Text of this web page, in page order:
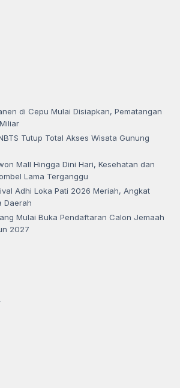
di Cepu Mulai Disiapkan, Pematangan
Tutup Total Akses Wisata Gunung
Mall Hingga Dini Hari, Kesehatan dan
Lama Terganggu
Adhi Loka Pati 2026 Meriah, Angkat
Daerah
Mulai Buka Pendaftaran Calon Jemaah
2027